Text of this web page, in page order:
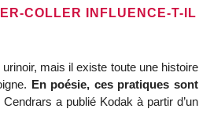
COLLER INFLUENCE-T-IL
mais il existe toute une histoire
En poésie, ces pratiques sont
a publié Kodak à partir d’un